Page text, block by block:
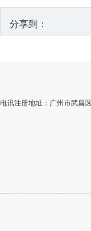
分享到：
电讯注册地址：广州市武昌